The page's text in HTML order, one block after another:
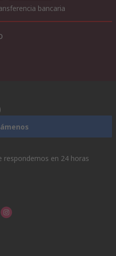
bancaria
respondemos en 24 horas